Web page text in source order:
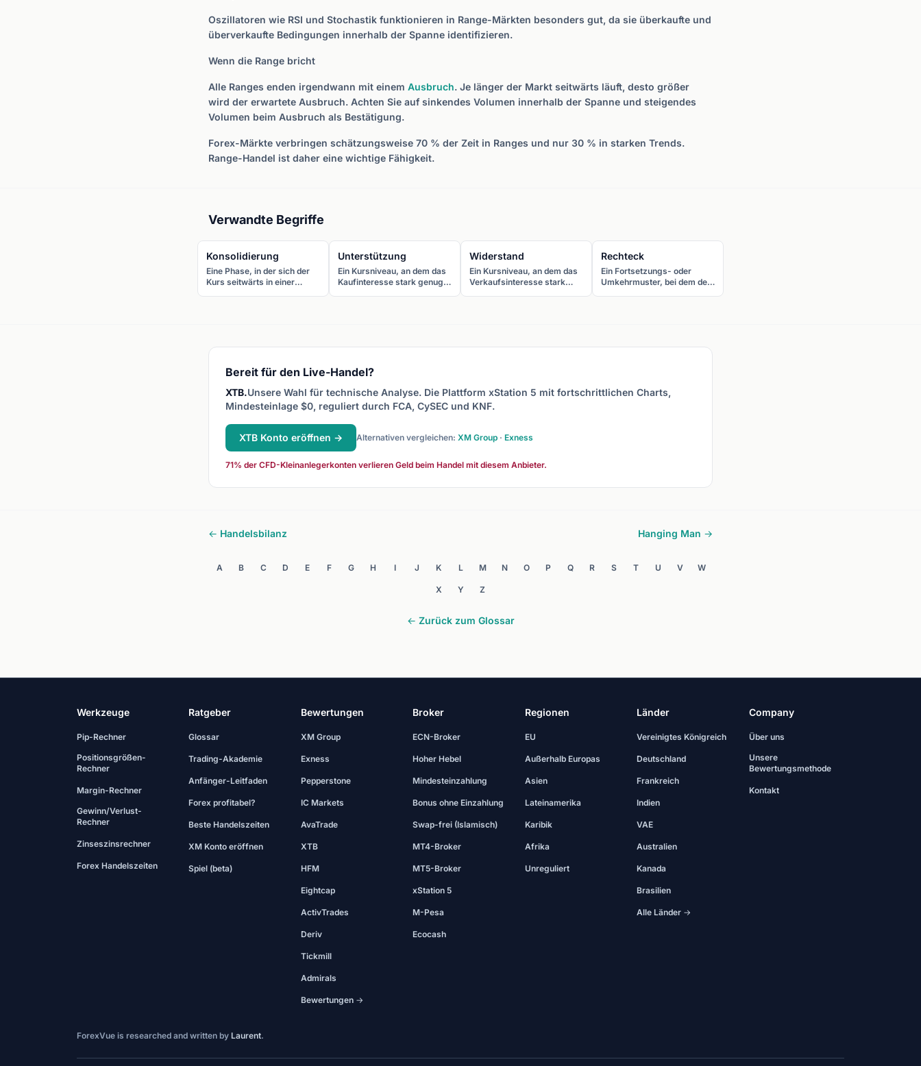
Oszillatoren wie RSI und Stochastik funktionieren in Range-Märkten besonders gut, da sie überkaufte und
überverkaufte Bedingungen innerhalb der Spanne identifizieren.
Wenn die Range bricht
Alle Ranges enden irgendwann mit einem Ausbruch. Je länger der Markt seitwärts läuft, desto größer
wird der erwartete Ausbruch. Achten Sie auf sinkendes Volumen innerhalb der Spanne und steigendes
Volumen beim Ausbruch als Bestätigung.
Forex-Märkte verbringen schätzungsweise 70 % der Zeit in Ranges und nur 30 % in starken Trends.
Range-Handel ist daher eine wichtige Fähigkeit.
Verwandte Begriffe
Konsolidierung
Eine Phase, in der sich der
Kurs seitwärts in einer
pausiert.
Unterstützung
Ein Kursniveau, an dem das
Kaufinteresse stark genug
Widerstand
Ein Kursniveau, an dem das
Verkaufsinteresse stark
Rechteck
Ein Fortsetzungs- oder
Umkehrmuster, bei dem der
bestimmt das Signal.
Bereit für den Live-Handel?
XTB.Unsere Wahl für technische Analyse. Die Plattform xStation 5 mit fortschrittlichen Charts,
Mindesteinlage $0, reguliert durch FCA, CySEC und KNF.
XTB Konto eröffnen → Alternativen vergleichen: XM Group · Exness
71% der CFD-Kleinanlegerkonten verlieren Geld beim Handel mit diesem Anbieter.
← Handelsbilanz Hanging Man →
A B C D E F G H I J K L M N O P Q R S T U V W
X Y Z
← Zurück zum Glossar
Werkzeuge
Pip-Rechner
Positionsgrößen-
Rechner
Margin-Rechner
Gewinn/Verlust-
Rechner
Zinseszinsrechner
Forex Handelszeiten
Ratgeber
Glossar
Trading-Akademie
Anfänger-Leitfaden
Forex profitabel?
Beste Handelszeiten
XM Konto eröffnen
Spiel (beta)
Bewertungen
XM Group
Exness
Pepperstone
IC Markets
AvaTrade
XTB
HFM
Eightcap
ActivTrades
Deriv
Tickmill
Admirals
Bewertungen →
Broker
ECN-Broker
Hoher Hebel
Mindesteinzahlung
Bonus ohne Einzahlung
Swap-frei (Islamisch)
MT4-Broker
MT5-Broker
xStation 5
M-Pesa
Ecocash
Regionen
EU
Außerhalb Europas
Asien
Lateinamerika
Karibik
Afrika
Unreguliert
Länder
Vereinigtes Königreich
Deutschland
Frankreich
Indien
VAE
Australien
Kanada
Brasilien
Alle Länder →
Company
Über uns
Unsere
Bewertungsmethode
Kontakt
ForexVue is researched and written by Laurent.